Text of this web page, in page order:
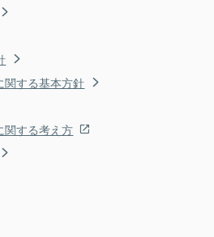
関する基本方針
関する考え方